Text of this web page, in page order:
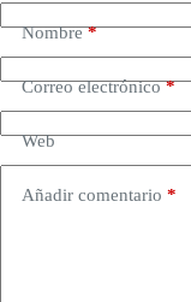
Nombre*
Correo electrónico*
Web
Añadir comentario *